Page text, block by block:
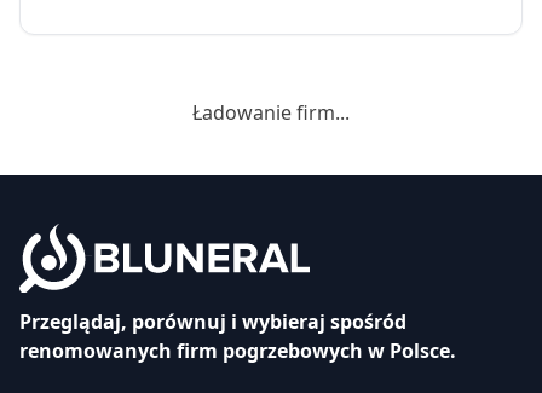
Ładowanie firm...
Przeglądaj, porównuj i wybieraj spośród
renomowanych firm pogrzebowych w Polsce.